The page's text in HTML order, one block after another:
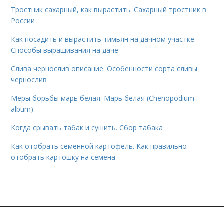
Тростник сахарный, как вырастить. Сахарный тростник в
России
Как посадить и вырастить тимьян на дачном участке.
Способы выращивания на даче
Слива чернослив описание. Особенности сорта сливы
чернослив
Меры борьбы марь белая. Марь белая (Chenopodium
album)
Когда срывать табак и сушить. Сбор табака
Как отобрать семенной картофель. Как правильно
отобрать картошку на семена